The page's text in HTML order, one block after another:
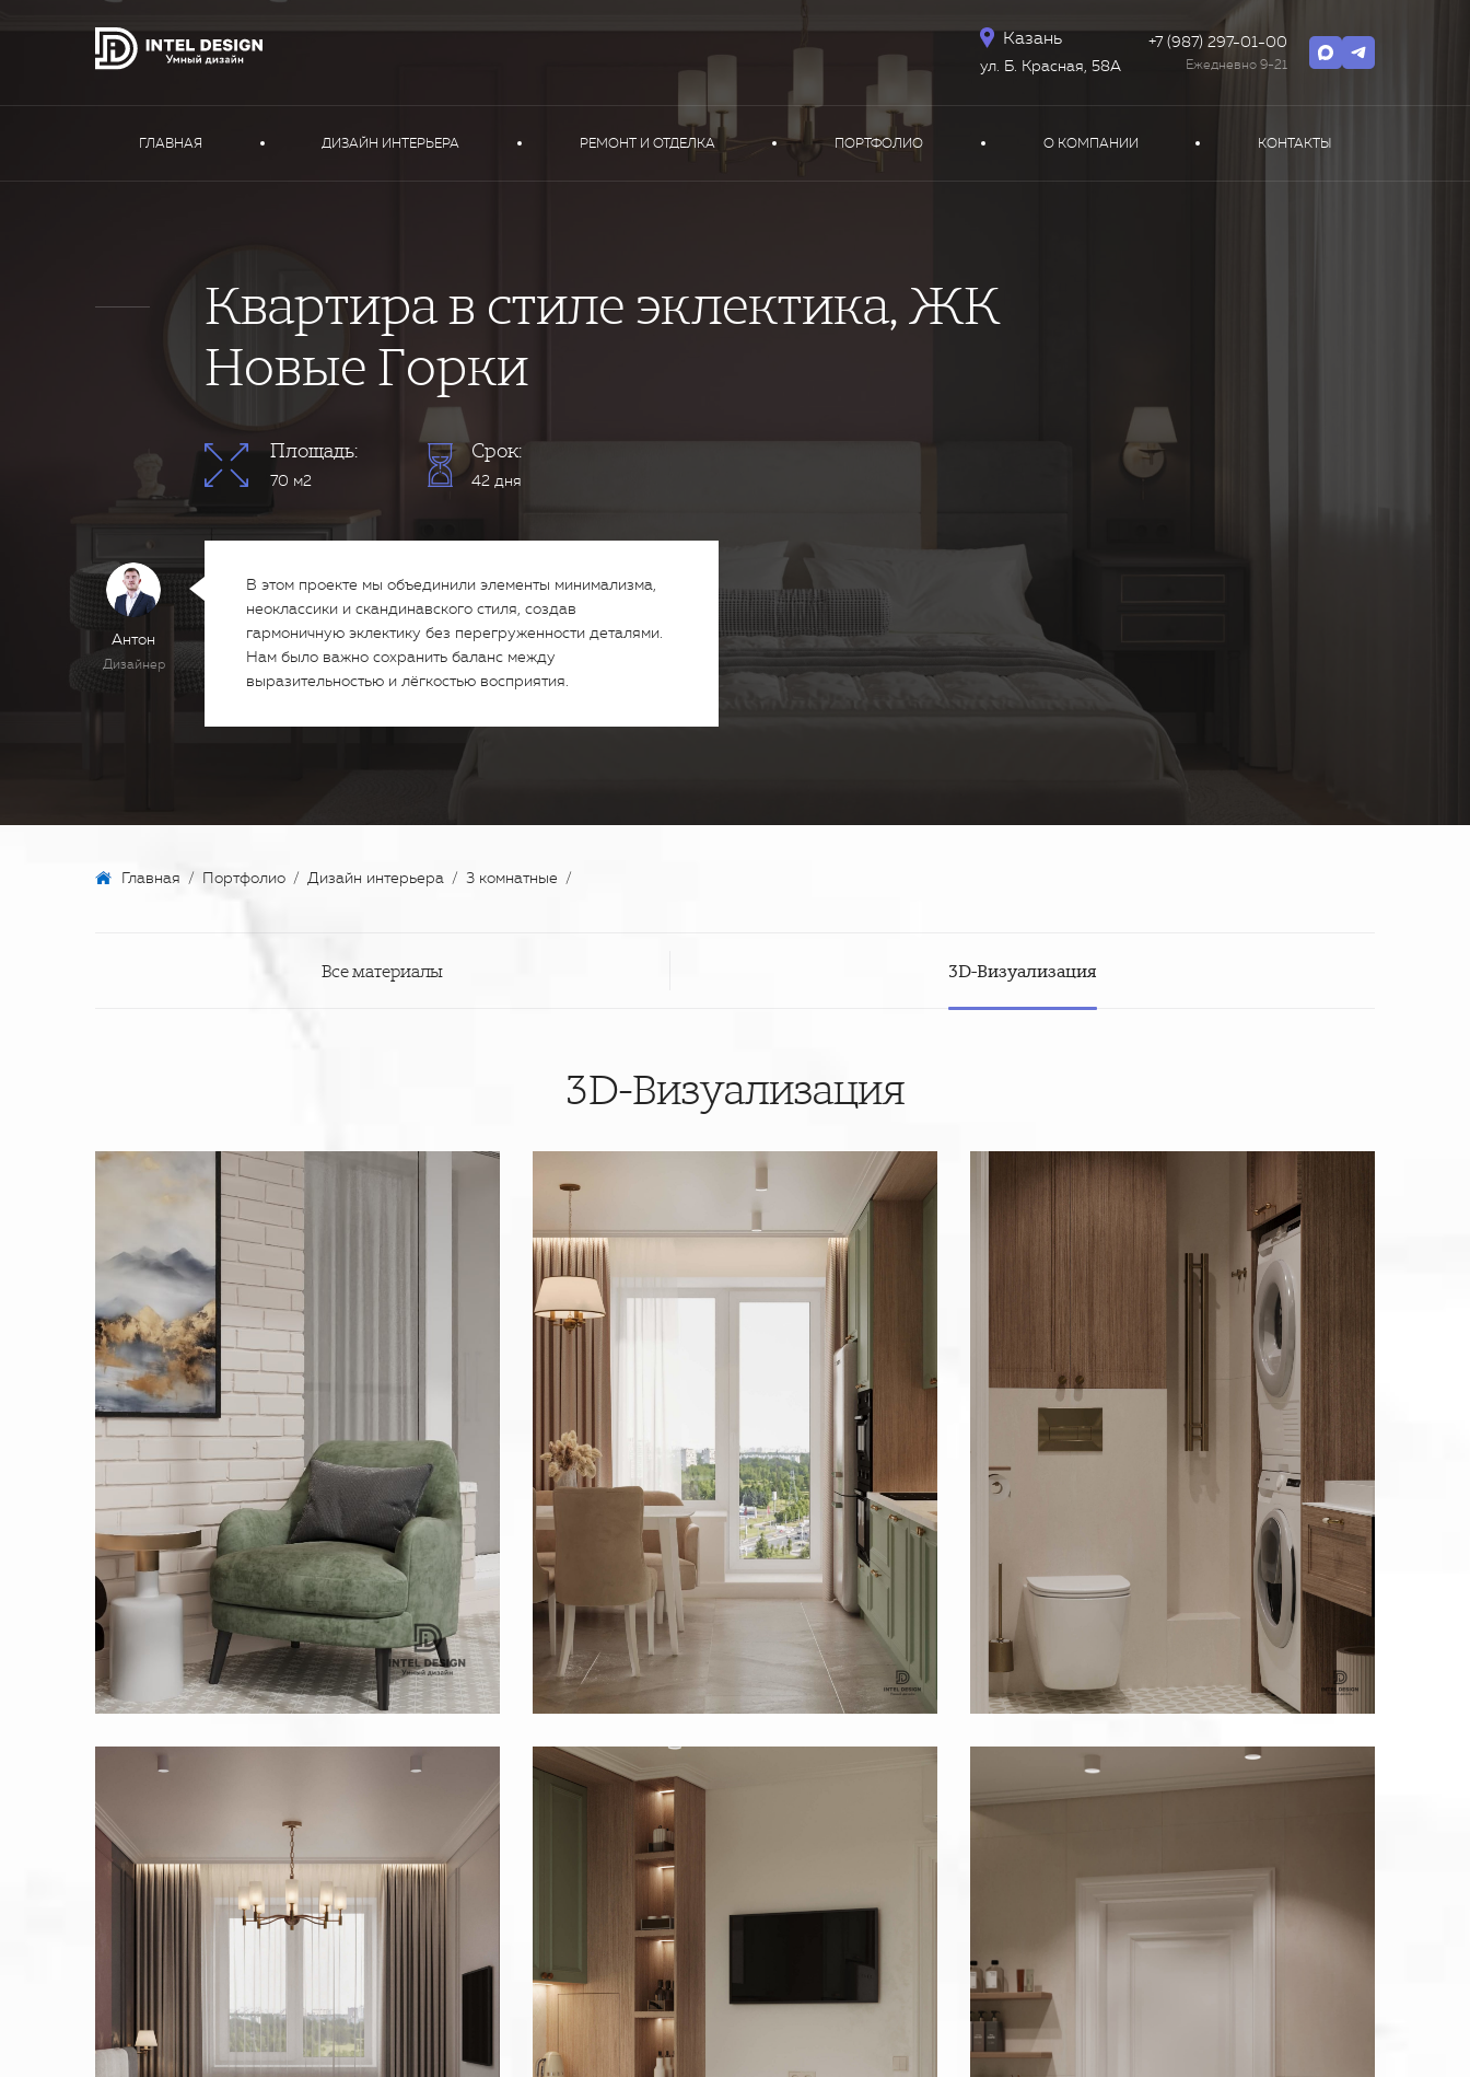
Казань
ул. Б. Красная, 58А
+7 (987) 297-01-00
Ежедневно 9-21
ГЛАВНАЯ ДИЗАЙН ИНТЕРЬЕРА РЕМОНТ И ОТДЕЛКА ПОРТФОЛИО О КОМПАНИИ КОНТАКТЫ
Квартира в стиле эклектика, ЖК
Новые Горки
Площадь:
70 м2
Срок:
42 дня
Антон
Дизайнер
В этом проекте мы объединили элементы минимализма,
неоклассики и скандинавского стиля, создав
гармоничную эклектику без перегруженности деталями.
Нам было важно сохранить баланс между
выразительностью и лёгкостью восприятия.
Главная / Портфолио / Дизайн интерьера / 3 комнатные /
Все материалы 3D-Визуализация
3D-Визуализация